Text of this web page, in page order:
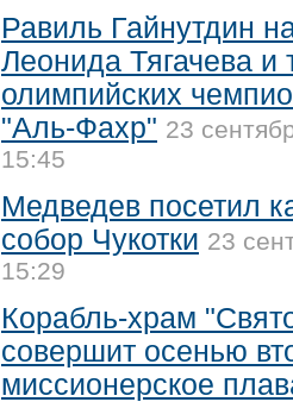
Равиль Гайнутдин
Леонида Тягачева и
олимпийских
"Аль-Фахр" 23
15:45
Медведев посетил
собор Чукотки 23
15:29
Корабль-храм
совершит осенью
миссионерское